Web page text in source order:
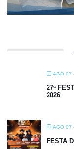
AGO 07
27ª
2026
AGO 07
FESTA